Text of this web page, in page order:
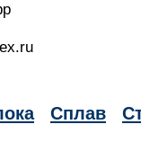
Сплав